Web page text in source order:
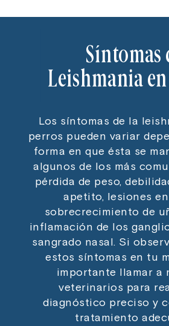
Síntomas
Leishmania
Los síntomas de la
perros pueden variar
forma en que ésta se
algunos de los más
pérdida de peso,
apetito, lesiones
sobrecrecimiento de
inflamación de los
sangrado nasal. Si
estos síntomas en tu
importante llamar a
veterinarios para
diagnóstico preciso y
tratamiento